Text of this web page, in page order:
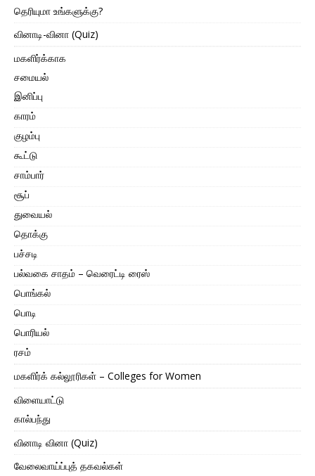
தெரியுமா உங்களுக்கு?
வினாடி-வினா (Quiz)
மகளிர்க்காக
சமையல்
இனிப்பு
காரம்
குழம்பு
கூட்டு
சாம்பார்
சூப்
துவையல்
தொக்கு
பச்சடி
பல்வகை சாதம் – வெரைட்டி ரைஸ்
பொங்கல்
பொடி
பொரியல்
ரசம்
மகளிர்க் கல்லூரிகள் – Colleges for Women
விளையாட்டு
கால்பந்து
வினாடி வினா (Quiz)
வேலைவாய்ப்புத் தகவல்கள்